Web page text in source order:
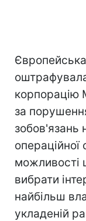
корпорацію
за
зобов'язань
можливості
вибрати
найбільш
укладеній